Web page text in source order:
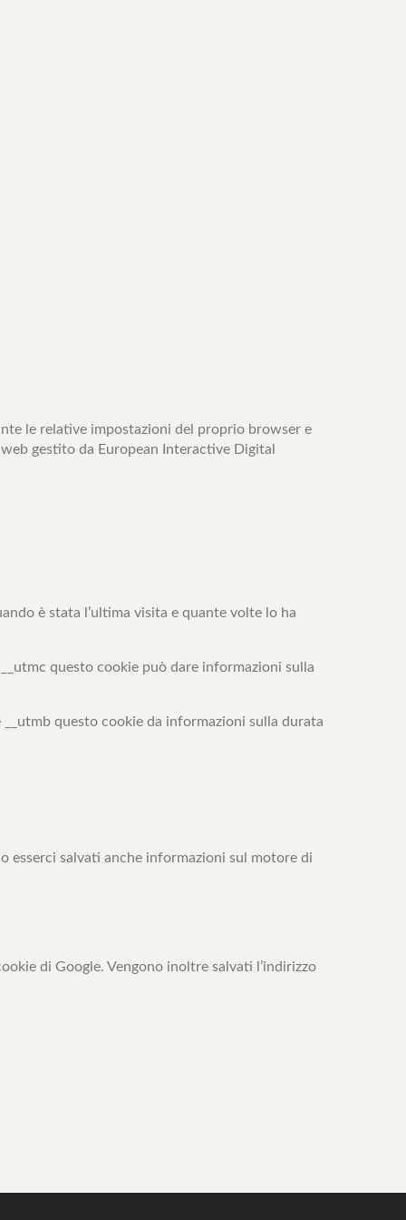
le relative impostazioni del proprio browser e
gestito da European Interactive Digital
è stata l’ultima visita e quante volte lo ha
questo cookie può dare informazioni sulla
questo cookie da informazioni sulla durata
esserci salvati anche informazioni sul motore di
di Google. Vengono inoltre salvati l’indirizzo